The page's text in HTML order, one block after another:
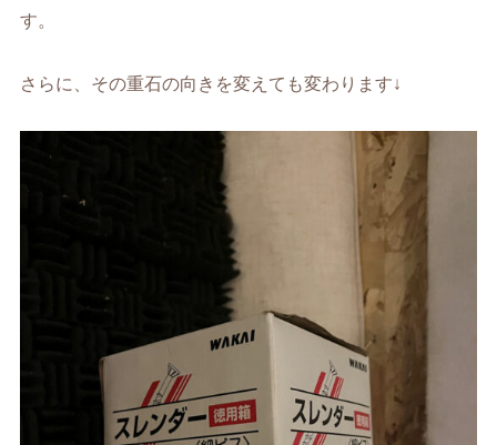
す。
さらに、その重石の向きを変えても変わります↓